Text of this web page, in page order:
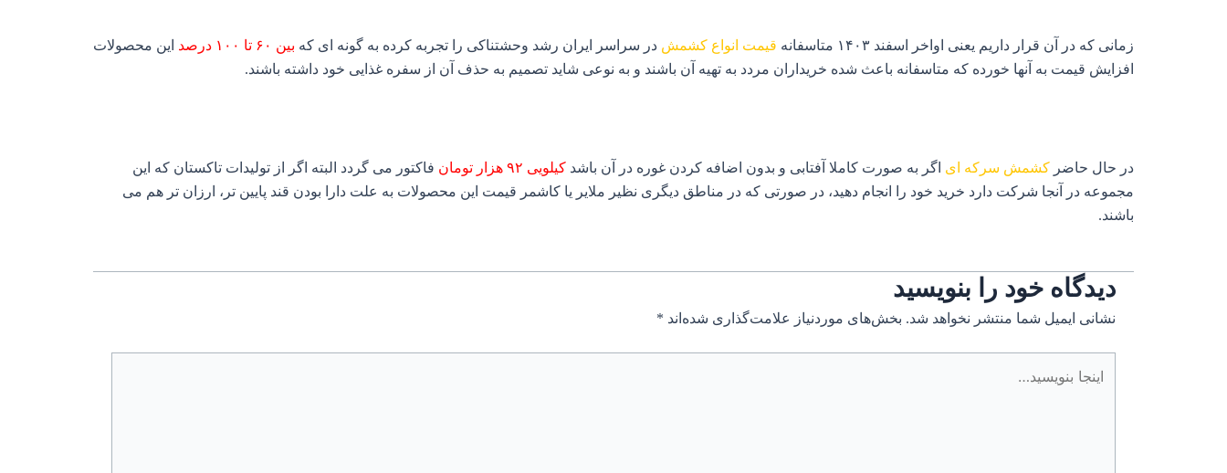
زمانی که در آن قرار داریم یعنی اواخر اسفند ۱۴۰۳ متاسفانه قیمت انواع کشمش در سراسر ایران رشد وحشتناکی را تجربه کرده به گونه ای که بین ۶۰ تا ۱۰۰ درصد
این محصولات
افزایش قیمت به آنها خورده که متاسفانه باعث شده خریداران مردد به تهیه آن باشند و به نوعی شاید تصمیم به حذف آن از سفره غذایی خود داشته باشند.
در حال حاضر کشمش سرکه ای اگر به صورت کاملا آفتابی و بدون اضافه کردن غوره در آن باشد کیلویی ۹۲ هزار تومان
فاکتور می گردد البته اگر از تولیدات تاکستان که این
مجموعه در آنجا شرکت دارد خرید خود را انجام دهید، در صورتی که در مناطق دیگری نظیر ملایر یا کاشمر قیمت این محصولات به علت دارا بودن قند پایین تر، ارزان تر هم می
باشند.
دیدگاه‌ خود را بنویسید
نشانی ایمیل شما منتشر نخواهد شد. بخش‌های موردنیاز علامت‌گذاری شده‌اند *
بنویسید…